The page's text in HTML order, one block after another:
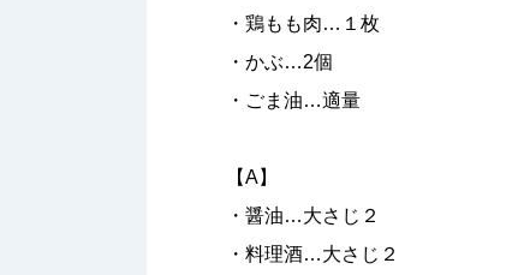
・鶏もも肉…１枚
・かぶ…2個
・ごま油…適量
【A】
・醤油…大さじ２
・料理酒…大さじ２